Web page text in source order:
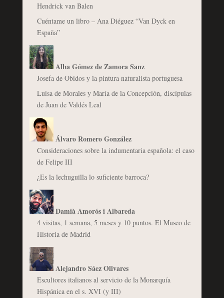
Hendrick van Balen
Cuéntame un libro – Ana Diéguez “Van Dyck en
España”
Alba Gómez de Zamora Sanz
Josefa de Óbidos y la pintura naturalista portuguesa
Luisa de Morales y María de la Concepción, discípulas
de Juan de Valdés Leal
Álvaro Romero González
Consideraciones sobre la indumentaria española: el caso
de Felipe III
¿Es la lechuguilla lo suficiente barroca?
Damià Amorós i Albareda
4 visitas, 1 semana, 5 meses y 10 puntos. El Museo de
Historia de Madrid
Alejandro Sáez Olivares
Escultores italianos al servicio de la Monarquía
Hispánica en el s. XVI (y III)